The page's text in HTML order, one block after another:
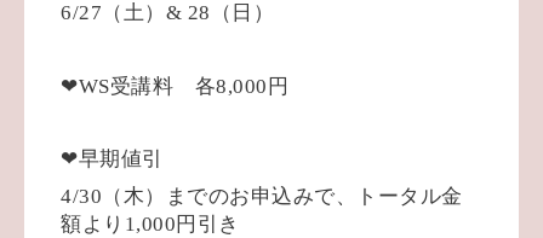
6/27 （土） & 28 （日）
❤︎WS受講料 各8,000 円
❤︎早期値引
4/30 （木）までのお申込みで、トータル金
額より 1,000 円引き